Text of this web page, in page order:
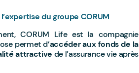
du groupe CORUM
CORUM Life est la compagnie
permet d’accéder aux fonds de la
attractive de l’assurance vie après